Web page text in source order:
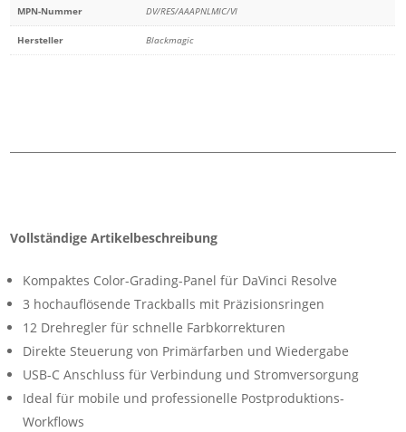
MPN-Nummer DV/RES/AAAPNLMIC/VI
Hersteller Blackmagic
Vollständige Artikelbeschreibung
Kompaktes Color-Grading-Panel für DaVinci Resolve
3 hochauflösende Trackballs mit Präzisionsringen
12 Drehregler für schnelle Farbkorrekturen
Direkte Steuerung von Primärfarben und Wiedergabe
USB-C Anschluss für Verbindung und Stromversorgung
Ideal für mobile und professionelle Postproduktions-
Workflows